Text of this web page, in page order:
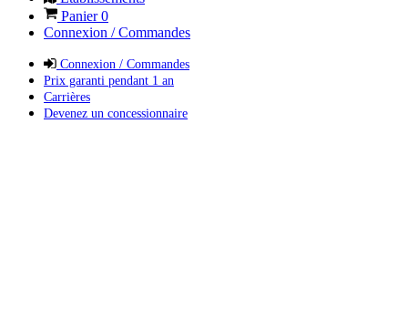
Panier0
Connexion / Commandes
Connexion / Commandes
Prix garanti pendant 1 an
Carrières
Devenez un concessionnaire